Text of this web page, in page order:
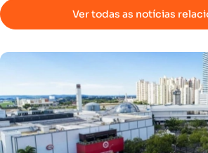
Ver todas as notícias